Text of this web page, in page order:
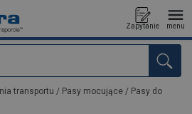
Zapytanie menu
transportu / Pasy mocujące / Pasy do